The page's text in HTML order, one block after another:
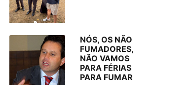
NÓS, OS NÃO
FUMADORES,
NÃO VAMOS
PARA FÉRIAS
PARA FUMAR